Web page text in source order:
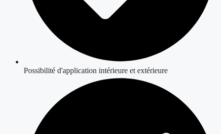
Possibilité d'application intérieure et extérieure